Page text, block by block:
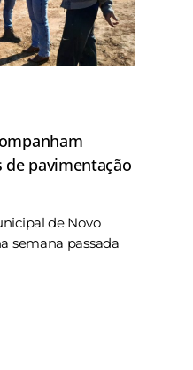
de pavimentação
de Novo
semana passada